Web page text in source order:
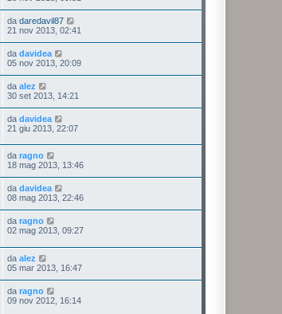
da daredavil87
21 nov 2013, 02:41
da davidea
05 nov 2013, 20:09
da alez
30 set 2013, 14:21
da davidea
21 giu 2013, 22:07
da ragno
18 mag 2013, 13:46
da davidea
08 mag 2013, 22:46
da ragno
02 mag 2013, 09:27
da alez
05 mar 2013, 16:47
da ragno
09 nov 2012, 16:14